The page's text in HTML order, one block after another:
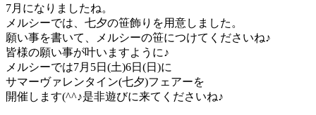
7月になりましたね。
メルシーでは、七夕の笹飾りを用意しました。
願い事を書いて、メルシーの笹につけてくださいね♪
皆様の願い事が叶いますように♪
メルシーでは7月5日(土)6日(日)に
サマーヴァレンタイン(七夕)フェアーを
開催します(^^♪是非遊びに来てくださいね♪